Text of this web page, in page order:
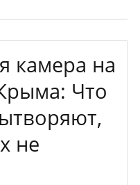
камера на
Что
не